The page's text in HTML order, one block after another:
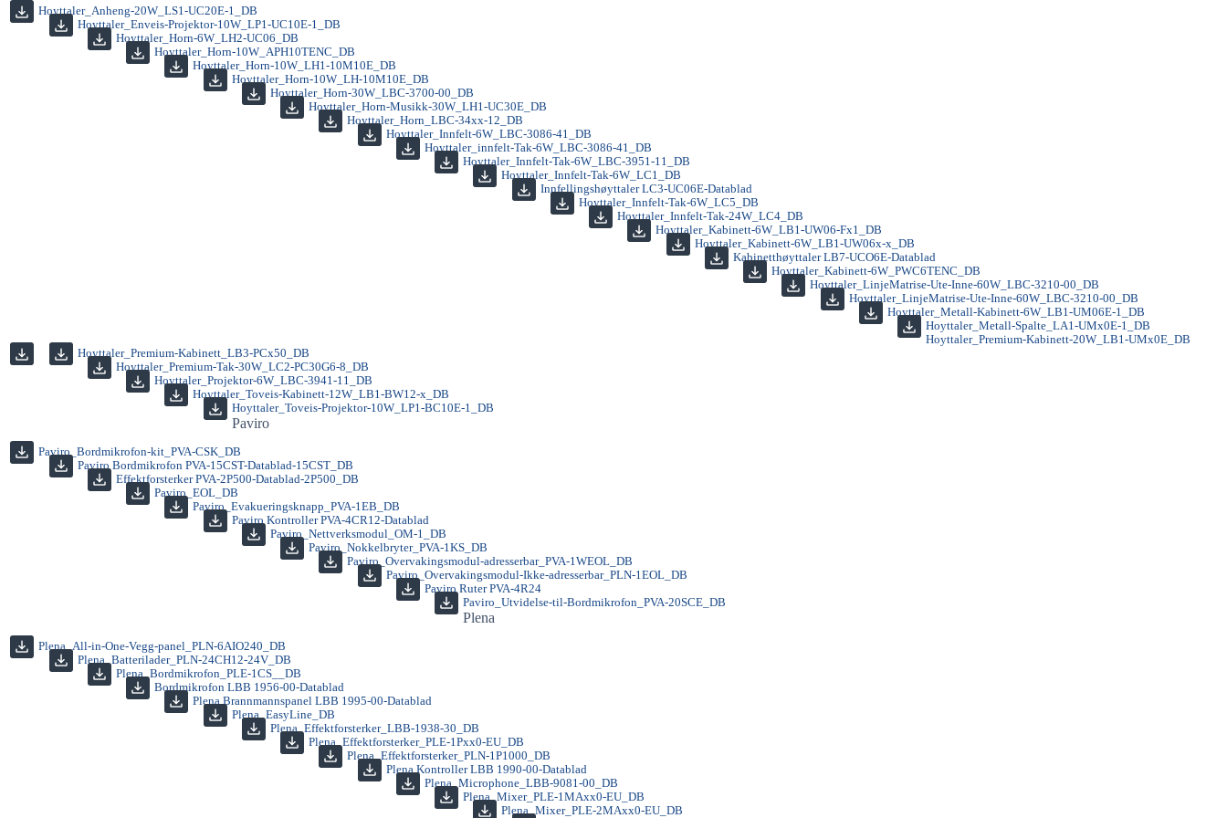
Hoyttaler_Anheng-20W_LS1-UC20E-1_DB
Hoyttaler_Enveis-Projektor-10W_LP1-UC10E-1_DB
Hoyttaler_Horn-6W_LH2-UC06_DB
Hoyttaler_Horn-10W_APH10TENC_DB
Hoyttaler_Horn-10W_LH1-10M10E_DB
Hoyttaler_Horn-10W_LH-10M10E_DB
Hoyttaler_Horn-30W_LBC-3700-00_DB
Hoyttaler_Horn-Musikk-30W_LH1-UC30E_DB
Hoyttaler_Horn_LBC-34xx-12_DB
Hoyttaler_Innfelt-6W_LBC-3086-41_DB
Hoyttaler_innfelt-Tak-6W_LBC-3086-41_DB
Hoyttaler_Innfelt-Tak-6W_LBC-3951-11_DB
Hoyttaler_Innfelt-Tak-6W_LC1_DB
Innfellingshøyttaler LC3-UC06E-Datablad
Hoyttaler_Innfelt-Tak-6W_LC5_DB
Hoyttaler_Innfelt-Tak-24W_LC4_DB
Hoyttaler_Kabinett-6W_LB1-UW06-Fx1_DB
Hoyttaler_Kabinett-6W_LB1-UW06x-x_DB
Kabinetthøyttaler LB7-UCO6E-Datablad
Hoyttaler_Kabinett-6W_PWC6TENC_DB
Hoyttaler_LinjeMatrise-Ute-Inne-60W_LBC-3210-00_DB
Hoyttaler_LinjeMatrise-Ute-Inne-60W_LBC-3210-00_DB
Hoyttaler_Metall-Kabinett-6W_LB1-UM06E-1_DB
Hoyttaler_Metall-Spalte_LA1-UMx0E-1_DB
Hoyttaler_Premium-Kabinett-20W_LB1-UMx0E_DB
Hoyttaler_Premium-Kabinett_LB3-PCx50_DB
Hoyttaler_Premium-Tak-30W_LC2-PC30G6-8_DB
Hoyttaler_Projektor-6W_LBC-3941-11_DB
Hoyttaler_Toveis-Kabinett-12W_LB1-BW12-x_DB
Hoyttaler_Toveis-Projektor-10W_LP1-BC10E-1_DB
Paviro
Paviro_Bordmikrofon-kit_PVA-CSK_DB
Paviro Bordmikrofon PVA-15CST-Datablad-15CST_DB
Effektforsterker PVA-2P500-Datablad-2P500_DB
Paviro_EOL_DB
Paviro_Evakueringsknapp_PVA-1EB_DB
Paviro Kontroller PVA-4CR12-Datablad
Paviro_Nettverksmodul_OM-1_DB
Paviro_Nokkelbryter_PVA-1KS_DB
Paviro_Overvakingsmodul-adresserbar_PVA-1WEOL_DB
Paviro_Overvakingsmodul-Ikke-adresserbar_PLN-1EOL_DB
Paviro Ruter PVA-4R24
Paviro_Utvidelse-til-Bordmikrofon_PVA-20SCE_DB
Plena
Plena_All-in-One-Vegg-panel_PLN-6AIO240_DB
Plena_Batterilader_PLN-24CH12-24V_DB
Plena_Bordmikrofon_PLE-1CS__DB
Bordmikrofon LBB 1956-00-Datablad
Plena Brannmannspanel LBB 1995-00-Datablad
Plena_EasyLine_DB
Plena_Effektforsterker_LBB-1938-30_DB
Plena_Effektforsterker_PLE-1Pxx0-EU_DB
Plena_Effektforsterker_PLN-1P1000_DB
Plena Kontroller LBB 1990-00-Datablad
Plena_Microphone_LBB-9081-00_DB
Plena_Mixer_PLE-1MAxx0-EU_DB
Plena_Mixer_PLE-2MAxx0-EU_DB